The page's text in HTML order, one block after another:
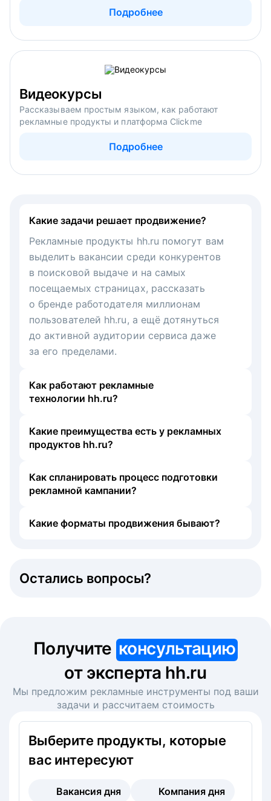
Подробнее
Видеокурсы
Рассказываем простым языком, как работают
рекламные продукты и платформа Clickme
Подробнее
Какие задачи решает продвижение?
Рекламные продукты hh.ru помогут вам
выделить вакансии среди конкурентов
в поисковой выдаче и на самых
посещаемых страницах, рассказать
о бренде работодателя миллионам
пользователей hh.ru, а ещё дотянуться
до активной аудитории сервиса даже
за его пределами.
Как работают рекламные
технологии hh.ru?
Какие преимущества есть у рекламных
продуктов hh.ru?
Как спланировать процесс подготовки
рекламной кампании?
Какие форматы продвижения бывают?
Остались вопросы?
Получите консультацию
от эксперта hh.ru
Мы предложим рекламные инструменты под ваши
задачи и рассчитаем стоимость
Выберите продукты, которые
вас интересуют
Вакансия дня
Компания дня